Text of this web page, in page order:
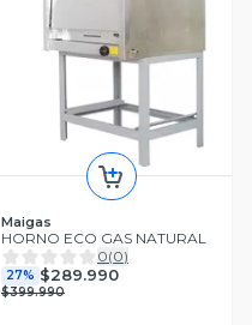
Maigas
HORNO ECO GAS NATURAL
0(0)
27% $289.990
$399.990